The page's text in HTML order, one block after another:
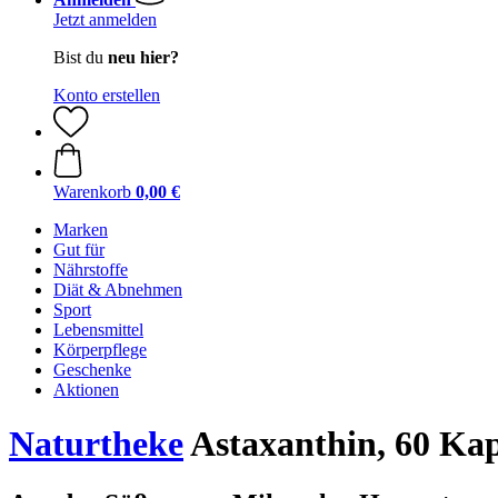
Jetzt anmelden
Bist du neu hier?
Konto erstellen
Warenkorb 0,00 €
Marken
Gut für
Nährstoffe
Diät & Abnehmen
Sport
Lebensmittel
Körperpflege
Geschenke
Aktionen
NaturthekeAstaxanthin, 60